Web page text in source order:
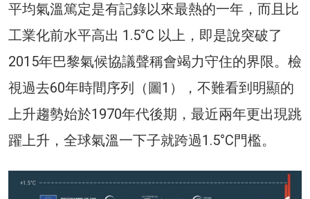
平均氣溫篤定是有記錄以來最熱的一年，而且比
工業化前水平高出 1.5°C 以上，即是說突破了
2015年巴黎氣候協議聲稱會竭力守住的界限。檢
視過去60年時間序列（圖1），不難看到明顯的
上升趨勢始於1970年代後期，最近兩年更出現跳
躍上升，全球氣溫一下子就跨過1.5°C門檻。